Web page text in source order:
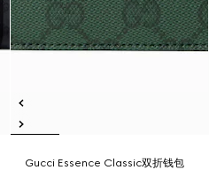
Gucci Essence Classic双折钱包